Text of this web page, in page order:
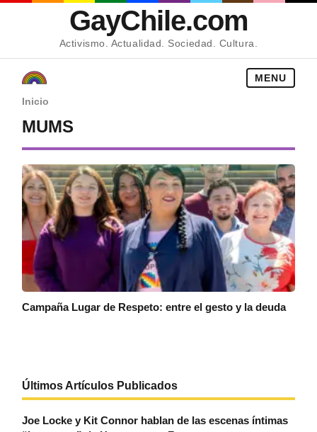
GayChile.com
Activismo. Actualidad. Sociedad. Cultura.
MENU
Inicio
MUMS
Campaña Lugar de Respeto: entre el gesto y la deuda
Últimos Artículos Publicados
Joe Locke y Kit Connor hablan de las escenas íntimas